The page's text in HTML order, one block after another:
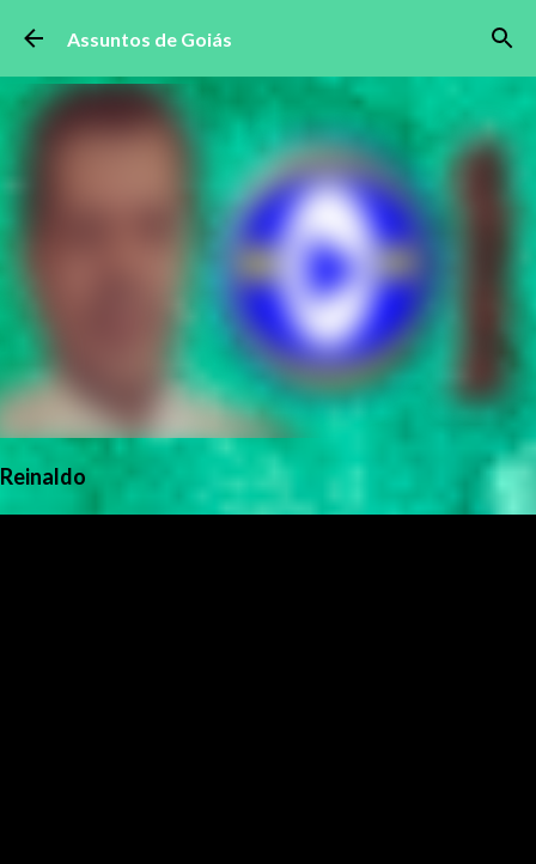
Pular para o conteúdo principal
Assuntos de Goiás
Reinaldo